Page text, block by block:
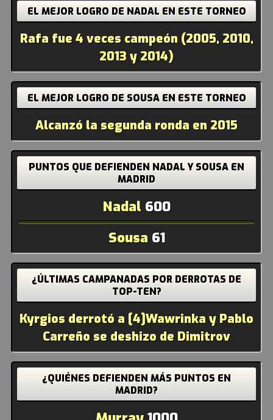
EL MEJOR LOGRO DE NADAL EN ESTE TORNEO
Rafa fue 4 veces campeón (2005, 2010,
2013 y 2014)
EL MEJOR LOGRO DE SOUSA EN ESTE TORNEO
Alcanzó la segunda ronda en 2015
PUNTOS QUE DEFIENDEN NADAL Y SOUSA EN
MADRID
Nadal 600
Sousa 61
¿ÚLTIMAS CAMPANADAS POR DERROTAS DE
TOP-TEN?
Kyrgios derrotó a [4]Wawrinka y Pablo
Carreño se deshizo de Dimitrov
¿QUIÉNES DEFIENDEN MÁS PUNTOS EN
MADRID?